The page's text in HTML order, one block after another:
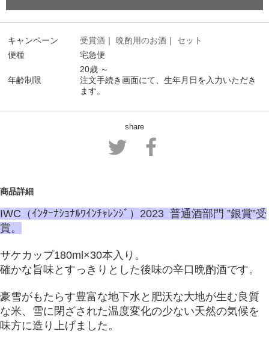
キャンペーン 受賞酒 ｜ 晩酌用のお酒 ｜ セット
便種
宅急便
年齢制限
20歳 ～
注文手続き画面にて、生年月日を入力いただき
ます。
share
商品詳細
IWC（ｲﾝﾀｰﾅｼｮﾅﾙﾜｲﾝﾁｬﾚﾝｼﾞ）2023 普通酒部門 ”銀賞”受
賞。
サケカップ180ml×30本入り。
確かな旨味とすっきりとした後味の辛口晩酌酒です。
豪雪がもたらす豊富な地下水と肥沃な大地が生む良質
な米、雪に閉ざされた温度変化の少ない天然の気候を
味方に造り上げました。